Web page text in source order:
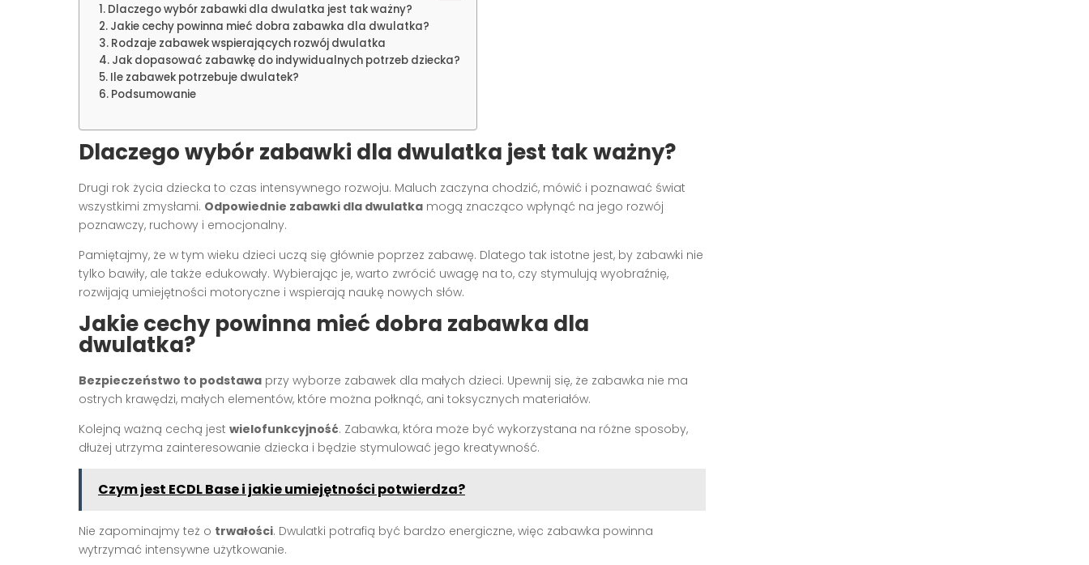
Dlaczego wybór zabawki dla dwulatka jest tak ważny?
Jakie cechy powinna mieć dobra zabawka dla dwulatka?
Rodzaje zabawek wspierających rozwój dwulatka
Jak dopasować zabawkę do indywidualnych potrzeb dziecka?
Ile zabawek potrzebuje dwulatek?
Podsumowanie
Dlaczego wybór zabawki dla dwulatka jest tak ważny?
Drugi rok życia dziecka to czas intensywnego rozwoju. Maluch zaczyna chodzić, mówić i poznawać świat
wszystkimi zmysłami. Odpowiednie zabawki dla dwulatka mogą znacząco wpłynąć na jego rozwój
poznawczy, ruchowy i emocjonalny.
Pamiętajmy, że w tym wieku dzieci uczą się głównie poprzez zabawę. Dlatego tak istotne jest, by zabawki nie
tylko bawiły, ale także edukowały. Wybierając je, warto zwrócić uwagę na to, czy stymulują wyobraźnię,
rozwijają umiejętności motoryczne i wspierają naukę nowych słów.
Jakie cechy powinna mieć dobra zabawka dla
dwulatka?
Bezpieczeństwo to podstawa przy wyborze zabawek dla małych dzieci. Upewnij się, że zabawka nie ma
ostrych krawędzi, małych elementów, które można połknąć, ani toksycznych materiałów.
Kolejną ważną cechą jest wielofunkcyjność. Zabawka, która może być wykorzystana na różne sposoby,
dłużej utrzyma zainteresowanie dziecka i będzie stymulować jego kreatywność.
Czym jest ECDL Base i jakie umiejętności potwierdza?
Nie zapominajmy też o trwałości. Dwulatki potrafią być bardzo energiczne, więc zabawka powinna
wytrzymać intensywne użytkowanie.